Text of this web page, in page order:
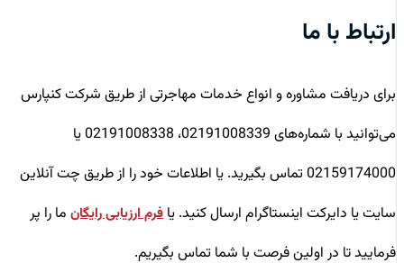
ارتباط با ما
برای دریافت مشاوره و انواع خدمات مهاجرتی از طریق شرکت کنپارس
می‌توانید با شماره‌های 02191008339، 02191008338 یا
02159174000 تماس بگیرید. یا اطلاعات خود را از طریق چت آنلاین
سایت یا دایرکت اینستاگرام ارسال کنید. یافرم ارزیابی رایگانما را پر
فرمایید تا در اولین فرصت با شما تماس بگیریم.